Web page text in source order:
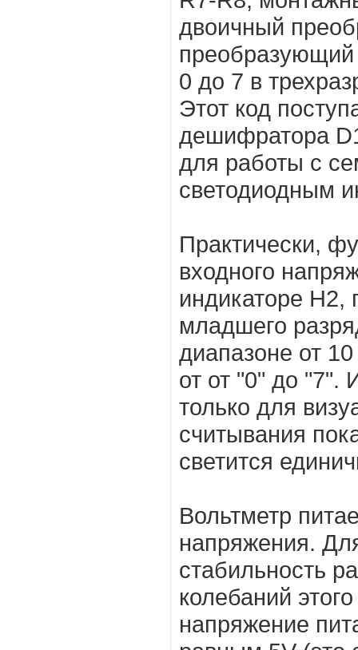
двоичный
преобразующий
0 до 7 в
Этот код
дешифратора
для работы с
светодиодным
Практически,
входного
индикаторе
младшего
диапазоне от
от от "0" до "7".
только для
считывания
светится
Вольтметр
напряжения.
стабильность
колебаний
напряжение